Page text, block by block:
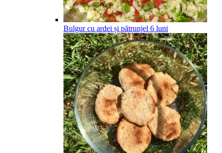
Bulgur cu ardei și pătrunjel 6 luni